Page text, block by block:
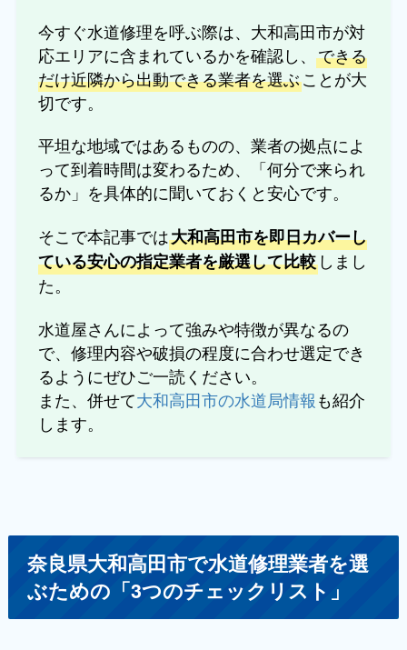
今すぐ水道修理を呼ぶ際は、大和高田市が対
応エリアに含まれているかを確認し、できる
だけ近隣から出動できる業者を選ぶことが大
切です。
平坦な地域ではあるものの、業者の拠点によ
って到着時間は変わるため、「何分で来られ
るか」を具体的に聞いておくと安心です。
そこで本記事では大和高田市を即日カバーし
ている安心の指定業者を厳選して比較 しまし
た。
水道屋さんによって強みや特徴が異なるの
で、修理内容や破損の程度に合わせ選定でき
るようにぜひご一読ください。
また、併せて大和高田市の水道局情報も紹介
します。
奈良県大和高田市で水道修理業者を選
ぶための「3つのチェックリスト」